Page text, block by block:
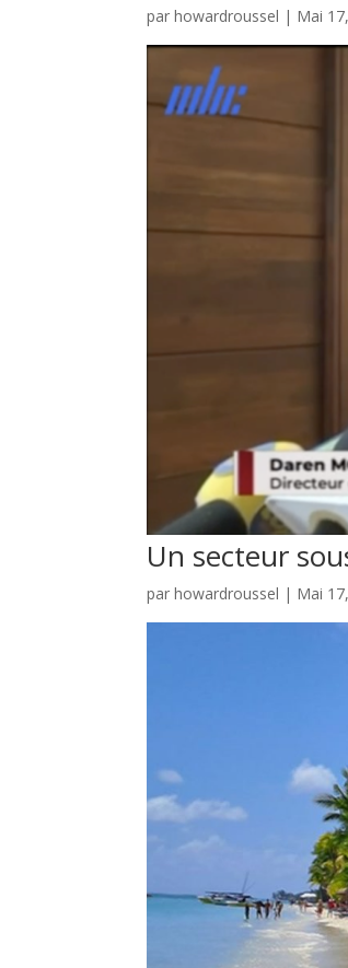
parhowardroussel | Mai
Un secteur
parhowardroussel | Mai